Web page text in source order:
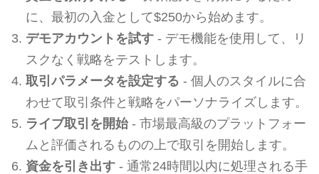
に、最初の入金として$250から始めます。
デモアカウントを試す- デモ機能を使用して、リ
スクなく戦略をテストします。
取引パラメータを設定する - 個人のスタイルに合
わせて取引条件と戦略をパーソナライズします。
ライブ取引を開始- 市場最高級のプラットフォー
ムと評価されるものの上で取引を開始します。
資金を引き出す- 通常24時間以内に処理される手